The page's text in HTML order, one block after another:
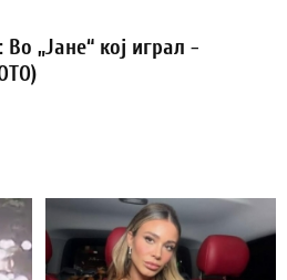
„Јане“ кој играл -